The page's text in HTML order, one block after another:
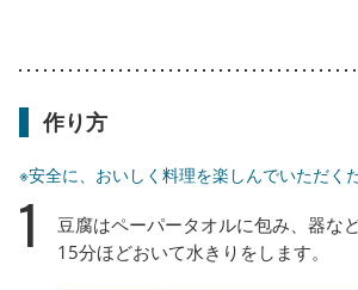
作り方
※安全に、おいしく料理を楽しんでいただく
1
豆腐はペーパータオルに包み、器な
15分ほどおいて水きりをします。